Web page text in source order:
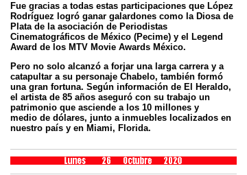
Fue gracias a todas estas participaciones que López
Rodríguez logró ganar galardones como la Diosa de
Plata de la asociación de Periodistas
Cinematográficos de México (Pecime) y el Legend
Award de los MTV Movie Awards México.
Pero no solo alcanzó a forjar una larga carrera y a
catapultar a su personaje Chabelo, también formó
una gran fortuna. Según información de El Heraldo,
el artista de 85 años aseguró con su trabajo un
patrimonio que asciende a los 10 millones y
medio de dólares, junto a inmuebles localizados en
nuestro país y en Miami, Florida.